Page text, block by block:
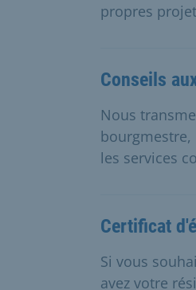
propres
Conseils
Nous
les services
Certificat
Si vous
avez votre